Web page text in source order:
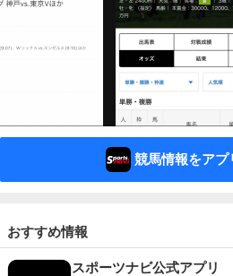
競馬情報をアプ
おすすめ情報
スポーツナビ公式アプリ